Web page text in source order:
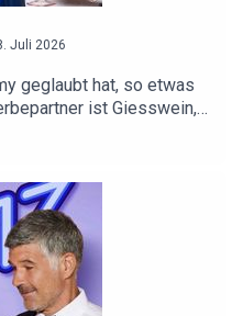
Juli 2026
geglaubt hat, so etwas
ist Giesswein,
ihr 20%, klickt
1qdkaSnEW5